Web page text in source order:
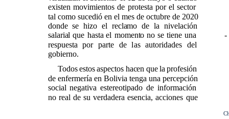
existen movimientos de protesta por el sector
tal como sucedió en el mes de octubre de 2020
donde se hizo el reclamo de la nivelación
salarial que hasta el momento no se tiene una
respuesta por parte de las autoridades del
gobierno.
Todos estos aspectos hacen que la profesión
de enfermería en Bolivia tenga una percepción
social negativa estereotipado de información
no real de su verdadera esencia, acciones que
-